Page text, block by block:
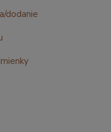
dodanie